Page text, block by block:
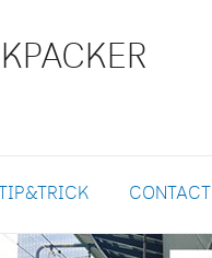
CONTACT